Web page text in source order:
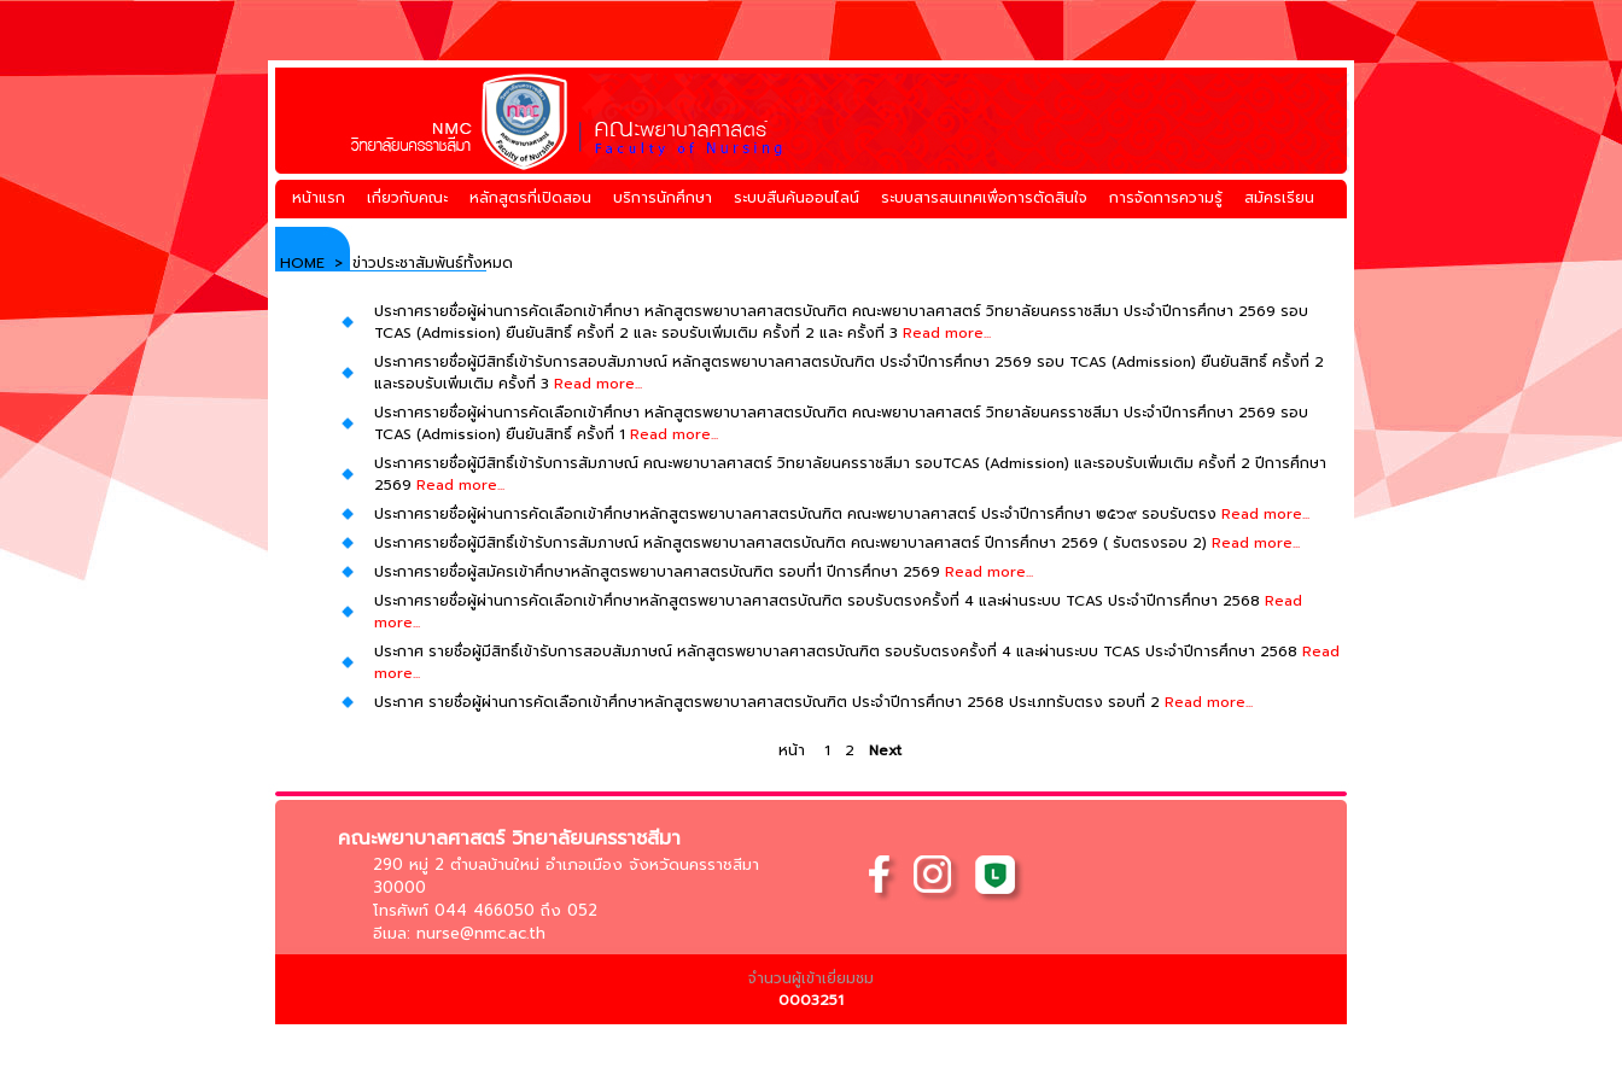
หน้าแรก เกี่ยวกับคณะ หลักสูตรที่เปิดสอน บริการนักศึกษา ระบบสืนค้นออนไลน์ ระบบสารสนเทศเพื่อการตัดสินใจ การจัดการความรู้ สมัครเรียน
HOME > ข่าวประชาสัมพันธ์ทั้งหมด
ประกาศรายชื่อผู้ผ่านการคัดเลือกเข้าศึกษา หลักสูตรพยาบาลศาสตรบัณฑิต คณะพยาบาลศาสตร์ วิทยาลัยนครราชสีมา ประจำปีการศึกษา 2569 รอบ
TCAS (Admission) ยืนยันสิทธิ์ ครั้งที่ 2 และ รอบรับเพิ่มเติม ครั้งที่ 2 และ ครั้งที่ 3 Read more...
ประกาศรายชื่อผู้มีสิทธิ์เข้ารับการสอบสัมภาษณ์ หลักสูตรพยาบาลศาสตรบัณฑิต ประจำปีการศึกษา 2569 รอบ TCAS (Admission) ยืนยันสิทธิ์ ครั้งที่ 2
และรอบรับเพิ่มเติม ครั้งที่ 3 Read more...
ประกาศรายชื่อผู้ผ่านการคัดเลือกเข้าศึกษา หลักสูตรพยาบาลศาสตรบัณฑิต คณะพยาบาลศาสตร์ วิทยาลัยนครราชสีมา ประจำปีการศึกษา 2569 รอบ
TCAS (Admission) ยืนยันสิทธิ์ ครั้งที่ 1 Read more...
ประกาศรายชื่อผู้มีสิทธิ์เข้ารับการสัมภาษณ์ คณะพยาบาลศาสตร์ วิทยาลัยนครราชสีมา รอบTCAS (Admission) และรอบรับเพิ่มเติม ครั้งที่ 2 ปีการศึกษา
2569 Read more...
ประกาศรายชื่อผู้ผ่านการคัดเลือกเข้าศึกษาหลักสูตรพยาบาลศาสตรบัณฑิต คณะพยาบาลศาสตร์ ประจำปีการศึกษา ๒๕๖๙ รอบรับตรง Read more...
ประกาศรายชื่อผู้มีสิทธิ์เข้ารับการสัมภาษณ์ หลักสูตรพยาบาลศาสตรบัณฑิต คณะพยาบาลศาสตร์ ปีการศึกษา 2569 ( รับตรงรอบ 2) Read more...
ประกาศรายชื่อผู้สมัครเข้าศึกษาหลักสูตรพยาบาลศาสตรบัณฑิต รอบที่1 ปีการศึกษา 2569 Read more...
ประกาศรายชื่อผู้ผ่านการคัดเลือกเข้าศึกษาหลักสูตรพยาบาลศาสตรบัณฑิต รอบรับตรงครั้งที่ 4 และผ่านระบบ TCAS ประจำปีการศึกษา 2568 Read
more...
ประกาศ รายชื่อผู้มีสิทธิ์เข้ารับการสอบสัมภาษณ์ หลักสูตรพยาบาลศาสตรบัณฑิต รอบรับตรงครั้งที่ 4 และผ่านระบบ TCAS ประจำปีการศึกษา 2568 Read
more...
ประกาศ รายชื่อผู้ผ่านการคัดเลือกเข้าศึกษาหลักสูตรพยาบาลศาสตรบัณฑิต ประจำปีการศึกษา 2568 ประเภทรับตรง รอบที่ 2 Read more...
หน้า 1 2 Next
คณะพยาบาลศาสตร์ วิทยาลัยนครราชสีมา
290 หมู่ 2 ตำบลบ้านใหม่ อำเภอเมือง จังหวัดนครราชสีมา
30000
โทรศัพท์ 044 466050 ถึง 052
อีเมล: nurse@nmc.ac.th
จำนวนผู้เข้าเยี่ยมชม
0003251